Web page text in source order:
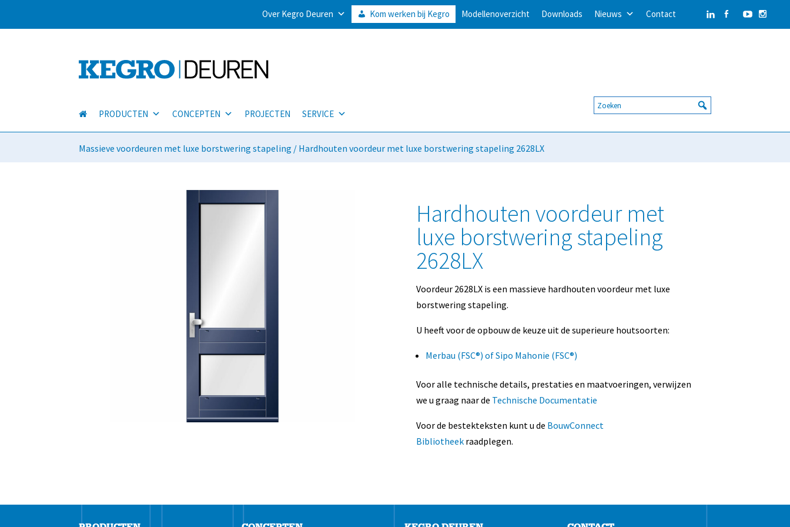
Over Kegro Deuren Kom werken bij Kegro Modellenoverzicht Downloads Nieuws Contact
PRODUCTEN CONCEPTEN PROJECTEN SERVICE
Massieve voordeuren met luxe borstwering stapeling / Hardhouten voordeur met luxe borstwering stapeling 2628LX
Hardhouten voordeur met
luxe borstwering stapeling
2628LX
Voordeur 2628LX is een massieve hardhouten voordeur met luxe
borstwering stapeling.
U heeft voor de opbouw de keuze uit de superieure houtsoorten:
Merbau (FSC®) of Sipo Mahonie (FSC®)
Voor alle technische details, prestaties en maatvoeringen, verwijzen
we u graag naar de Technische Documentatie
Voor de bestekteksten kunt u de BouwConnect
Bibliotheek raadplegen.